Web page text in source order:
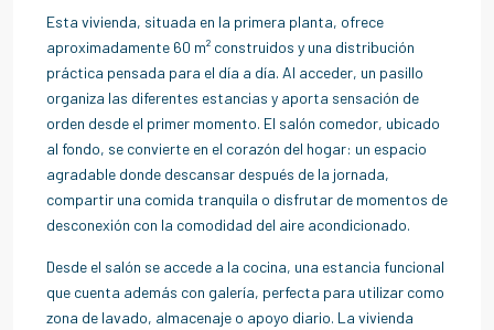
Esta vivienda, situada en la primera planta, ofrece
aproximadamente 60 m² construidos y una distribución
práctica pensada para el día a día. Al acceder, un pasillo
organiza las diferentes estancias y aporta sensación de
orden desde el primer momento. El salón comedor, ubicado
al fondo, se convierte en el corazón del hogar: un espacio
agradable donde descansar después de la jornada,
compartir una comida tranquila o disfrutar de momentos de
desconexión con la comodidad del aire acondicionado.
Desde el salón se accede a la cocina, una estancia funcional
que cuenta además con galería, perfecta para utilizar como
zona de lavado, almacenaje o apoyo diario. La vivienda